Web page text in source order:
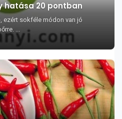
hatása 20 pontban
ezért sokféle módon van jó
...